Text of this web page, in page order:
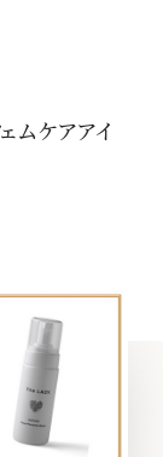
ムケアアイ